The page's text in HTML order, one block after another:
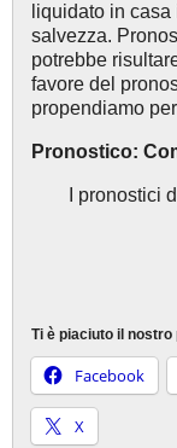
liquidato in
salvezza.
potrebbe
favore del
propendiamo
Pronostico:
I pronostici
Ti è piaciuto il
Facebook
X